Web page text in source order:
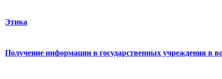
Этика
Получение информации в государственных учреждения в